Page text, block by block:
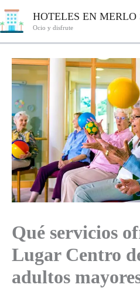
al
HOTELES EN MERLO
Ocio y disfrute
Qué servicios
Lugar Centro
adultos